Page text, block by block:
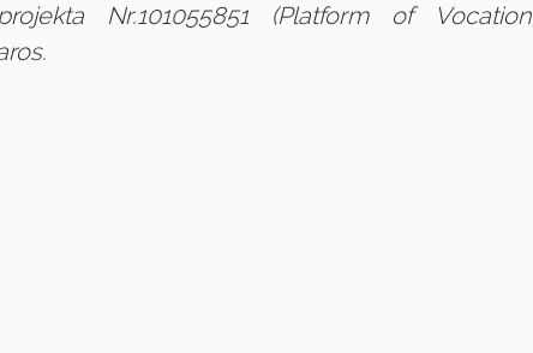
Nr.101055851 (Platform of Vocation